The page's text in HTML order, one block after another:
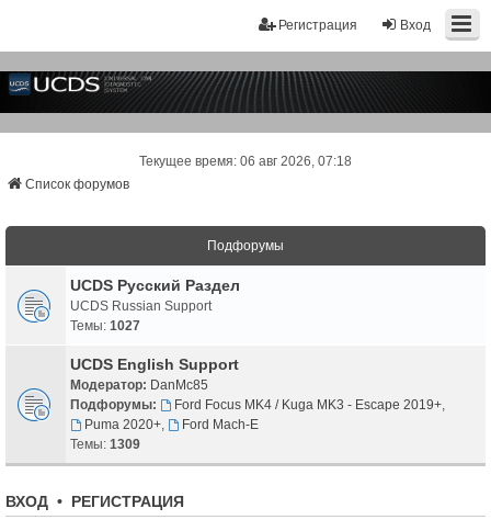
Вход
Регистрация
Текущее время: 06 авг 2026, 07:18
Список форумов
Подфорумы
UCDS Русский Раздел
UCDS Russian Support
Темы: 1027
UCDS English Support
Модератор: DanMc85
Подфорумы:
Ford Focus MK4 / Kuga MK3 - Escape 2019+,
Puma 2020+,
Ford Mach-E
Темы: 1309
ВХОД • РЕГИСТРАЦИЯ